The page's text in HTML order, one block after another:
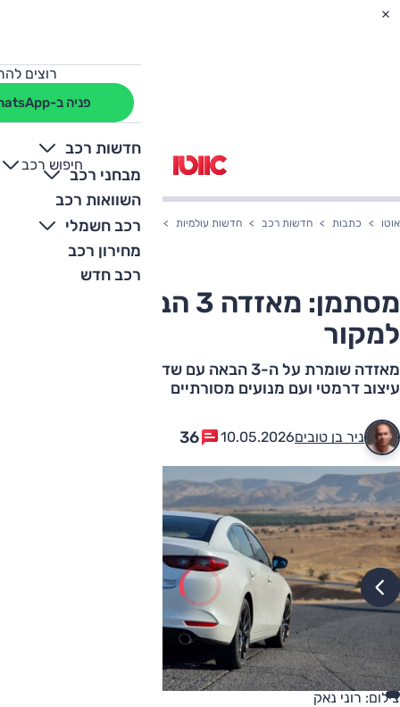
רוצים
פניה ב-WhatsApp
חדשות רכב
מבחני רכב
השוואות רכב
רכב חשמלי
מחירון רכב
רכב חדש
חיפוש רכב
+
-
אוטו כתבות חדשות רכב חדשות עולמיות מסתמן: מאזדה 3 הבאה - נאמנה למקור
מסתמן: מאזדה 3 הבאה - נאמנה
למקור
מאזדה שומרת על ה-3 הבאה עם שדרוגים מצומצמים. בלי
עיצוב דרמטי ועם מנועים מסורתיים
ניר בן טובים10.05.2026
36
צילום: רוני נאק